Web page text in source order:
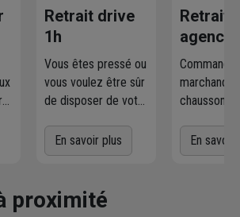
Retrait drive
1h
Vous êtes pressé ou
vous voulez être sûr
de disposer de votre
Commandez
directement les
dans votre agence
sur chausson.fr.
En savoir plus
Retrait
agence
l'agence
En savoir
proximité